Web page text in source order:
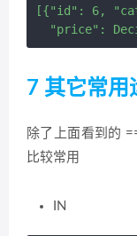
[{"id": 6,
7 其它常用
除了上面看到的
比较常用
IN